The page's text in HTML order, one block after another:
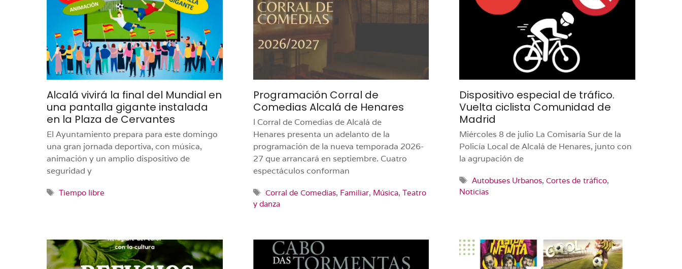
Alcalá vivirá la final del Mundial en
una pantalla gigante instalada
en la Plaza de Cervantes
El Ayuntamiento prepara para este domingo
una gran jornada deportiva, con música,
animación y un amplio dispositivo de
seguridad y
Etiquetas
Tiempo libre
Programación Corral de
Comedias Alcalá de Henares
l Corral de Comedias de Alcalá de
Henares presenta un adelanto de la
programación de la nueva temporada 2026-
27 que arrancará en septiembre. Cuatro
espectáculos conforman
Etiquetas
Corral de Comedias, Familiar, Música,Teatro
y danza
Dispositivo especial de tráfico.
Vuelta ciclista Comunidad de
Madrid
Miércoles 8 de julio La Comisaría Sur de la
Policía Local de Alcalá de Henares, junto con
la agrupación de
Etiquetas
Autobuses Urbanos, Cortes de tráfico,
Noticias